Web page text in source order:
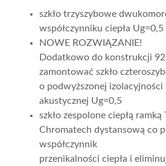
szkło trzyszybowe
współczynniku ciepła Ug=0,5
NOWE ROZWIĄZANIE!
Dodatkowo do konstrukcji
zamontować szkło
o podwyższonej izolacyjności
akustycznej Ug=0,5
szkło zespolone ciepłą ramką
Chromatech dystansową co
współczynnik
przenikalności ciepła i